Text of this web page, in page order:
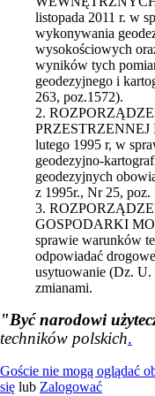
listopada 2011 r. w
wykonywania
wysokościowych
wyników tych
geodezyjnego i
263, poz.1572).
2.
lutego 1995 r, w
geodezyjno-
geodezyjnych
z 1995r., Nr 25, poz.
3.
GOSPODARKI
sprawie warunków
odpowiadać
usytuowanie (Dz. U.
zmianami.
"Być narodowi
techników polskich.
Goście nie mogą oglądać
się lub Zalogować